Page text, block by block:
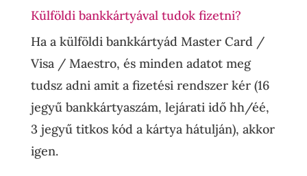
Külföldi bankkártyával tudok fizetni?
Ha a külföldi bankkártyád Master Card /
Visa / Maestro, és minden adatot meg
tudsz adni amit a fizetési rendszer kér (16
jegyű bankkártyaszám, lejárati idő hh/éé,
3 jegyű titkos kód a kártya hátulján), akkor
igen.